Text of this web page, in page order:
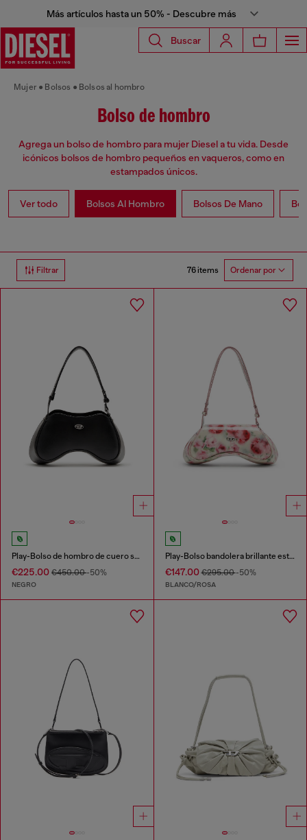
Más artículos hasta un 50% - Descubre más
Buscar
Mujer Bolsos Bolsos al hombro
Bolso de hombro
Agrega un bolso de hombro para mujer Diesel a tu vida. Desde
icónicos bolsos de hombro pequeños en vaqueros, como en
estampados únicos.
Ver todo Bolsos Al Hombro Bolsos De Mano
Filtrar 76 items Ordenar por
Play-Bolso de hombro de cuero semibrillante
€225.00 €450.00-50%
NEGRO
Play-Bolso bandolera brillante estampado
€147.00€295.00-50%
BLANCO/ROSA